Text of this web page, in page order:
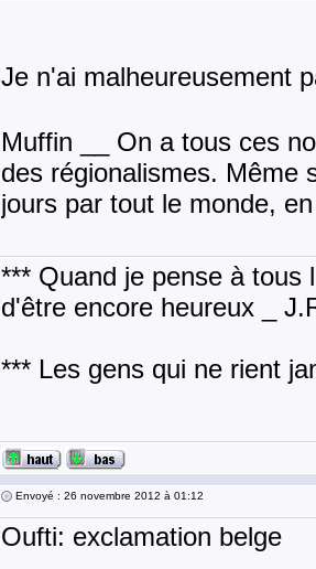
Je n'ai malheureusement
Muffin __ On a tous ces
des régionalismes. Même
jours par tout le monde,
*** Quand je pense à tous
d'être encore heureux _
*** Les gens qui ne rient
Envoyé : 26 novembre 2012 à 01:12
Oufti: exclamation belge